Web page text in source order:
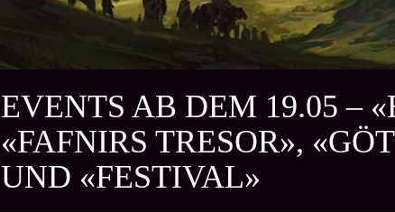
EVENTS AB DEM 19.05 –
«FAFNIRS TRESOR»,
UND «FESTIVAL»